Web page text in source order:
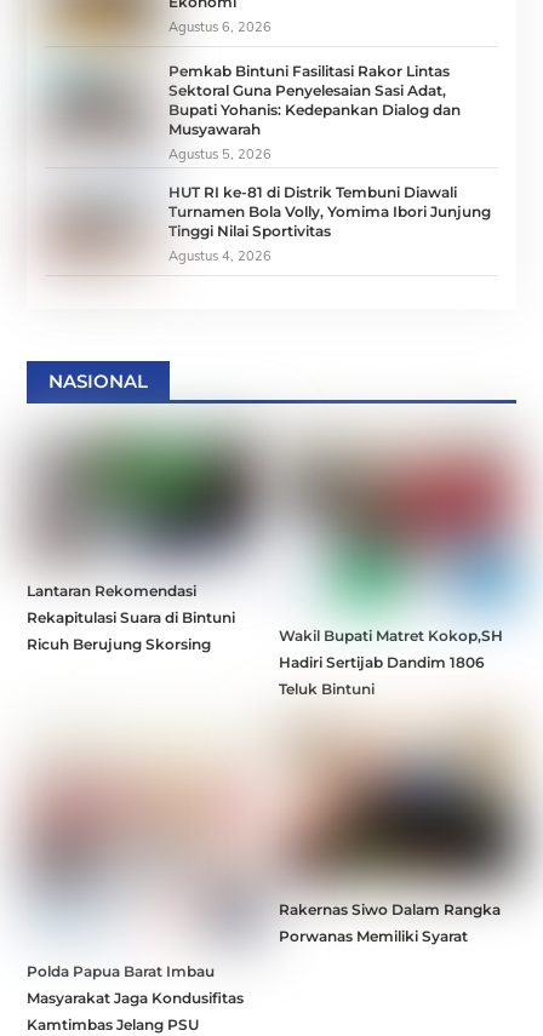
Agustus 6, 2026
Pemkab Bintuni Fasilitasi Rakor Lintas
Sektoral Guna Penyelesaian Sasi Adat,
Bupati Yohanis: Kedepankan Dialog dan
Musyawarah
Agustus 5, 2026
HUT RI ke-81 di Distrik Tembuni Diawali
Turnamen Bola Volly, Yomima Ibori Junjung
Tinggi Nilai Sportivitas
Agustus 4, 2026
NASIONAL
Lantaran Rekomendasi
Rekapitulasi Suara di Bintuni
Ricuh Berujung Skorsing
Wakil Bupati Matret Kokop,SH
Hadiri Sertijab Dandim 1806
Teluk Bintuni
Polda Papua Barat Imbau
Masyarakat Jaga Kondusifitas
Kamtimbas Jelang PSU
Rakernas Siwo Dalam Rangka
Porwanas Memiliki Syarat